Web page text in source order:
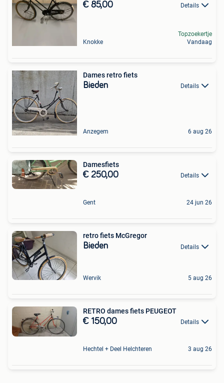
€ 85,00 Details
Knokke
Topzoekertje
Vandaag
Dames retro fiets
Bieden Details
Anzegem 6 aug 26
Damesfiets
€ 250,00 Details
Gent 24 jun 26
retro fiets McGregor
Bieden Details
Wervik 5 aug 26
RETRO dames fiets PEUGEOT
€ 150,00 Details
Hechtel + Deel Helchteren 3 aug 26